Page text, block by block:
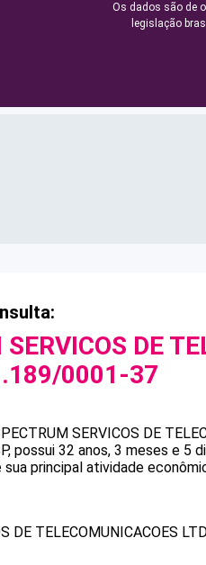
Os dados são de
legislação
DE
0001-37
SERVICOS DE
possui 32 anos, 3 meses e 5
sua principal atividade
DE TELECOMUNICACOES